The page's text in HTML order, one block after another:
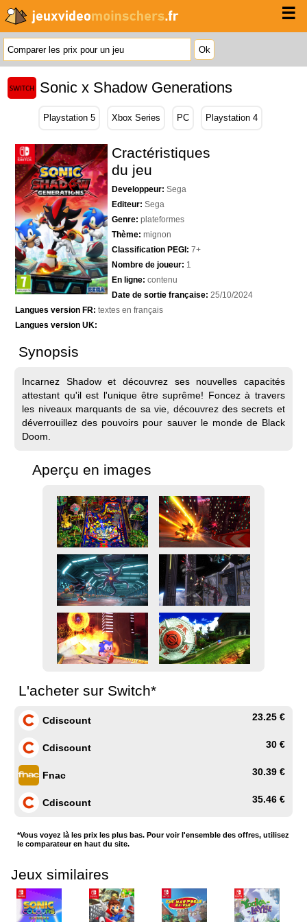
☰
Sonic x Shadow Generations
Playstation 5 Xbox Series PC Playstation 4
Cractéristiques
du jeu
Developpeur: Sega
Editeur: Sega
Genre: plateformes
Thème: mignon
Classification PEGI: 7+
Nombre de joueur: 1
En ligne: contenu
Date de sortie française: 25/10/2024
Langues version FR: textes en français
Langues version UK:
Synopsis
Incarnez Shadow et découvrez ses nouvelles capacités
attestant qu'il est l'unique être suprême! Foncez à travers
les niveaux marquants de sa vie, découvrez des secrets et
déverrouillez des pouvoirs pour sauver le monde de Black
Doom.
Aperçu en images
L'acheter sur Switch*
Cdiscount 23.25 €
Cdiscount 30 €
Fnac 30.39 €
Cdiscount 35.46 €
*Vous voyez là les prix les plus bas. Pour voir l'ensemble des offres, utilisez
le comparateur en haut du site.
Jeux similaires